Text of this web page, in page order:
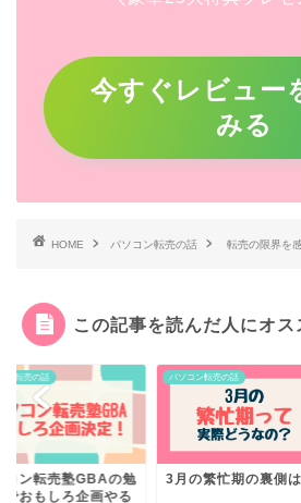
今すぐレビュー
みる
HOME パソコン転売の話 転売の限界を
この記事を読んだ人にオス
ン転売の話
コン転売塾GBAの勉
でおもしろ企画やる
パソコン転売の話
3月の繁忙期の裏側は